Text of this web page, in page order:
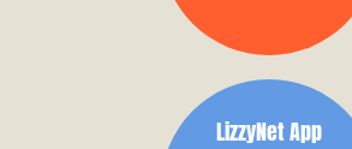
LizzyNet App